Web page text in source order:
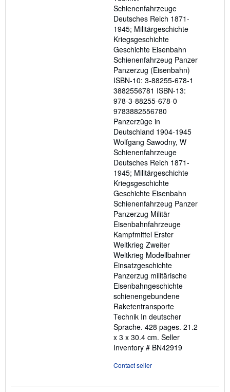
Schienenfahrzeuge
Deutsches Reich 1871-
1945; Militärgeschichte
Kriegsgeschichte
Geschichte Eisenbahn
Schienenfahrzeug Panzer
Panzerzug (Eisenbahn)
ISBN-10: 3-88255-678-1
3882556781 ISBN-13:
978-3-88255-678-0
9783882556780
Panzerzüge in
Deutschland 1904-1945
Wolfgang Sawodny, W
Schienenfahrzeuge
Deutsches Reich 1871-
1945; Militärgeschichte
Kriegsgeschichte
Geschichte Eisenbahn
Schienenfahrzeug Panzer
Panzerzug Militär
Eisenbahnfahrzeuge
Kampfmittel Erster
Weltkrieg Zweiter
Weltkrieg Modellbahner
Einsatzgeschichte
Panzerzug militärische
Eisenbahngeschichte
schienengebundene
Raketentransporte
Technik In deutscher
Sprache. 428 pages. 21.2
x 3 x 30.4 cm. Seller
Inventory # BN42919
Contact seller